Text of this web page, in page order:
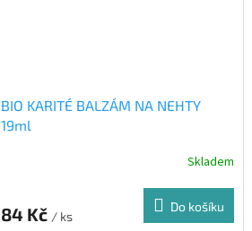
BIO KARITÉ BALZÁM NA NEHTY
19ml
Skladem
84 Kč / ks
Do košíku